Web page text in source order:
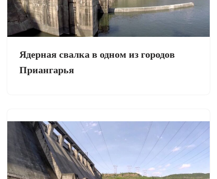
Ядерная свалка в одном из городов
Приангарья